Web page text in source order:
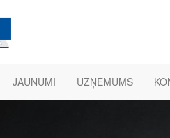
JAUNUMI UZŅĒMUMS